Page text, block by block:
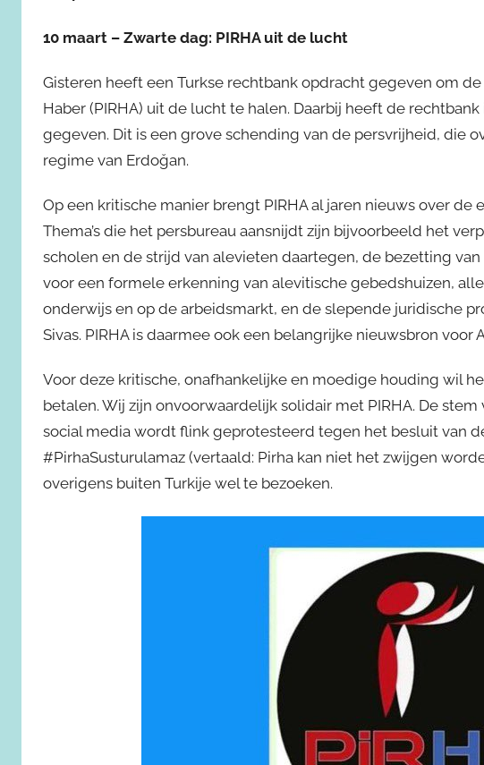
10 maart – Zwarte dag: PIRHA uit de lucht
Gisteren heeft een Turkse rechtbank opdracht gegeven om
Haber (PIRHA) uit de lucht te halen. Daarbij heeft de
gegeven. Dit is een grove schending van de persvrijheid, die
regime van Erdoğan.
Op een kritische manier brengt PIRHA al jaren nieuws over de
Thema’s die het persbureau aansnijdt zijn bijvoorbeeld het
scholen en de strijd van alevieten daartegen, de bezetting
voor een formele erkenning van alevitische gebedshuizen,
onderwijs en op de arbeidsmarkt, en de slepende juridische
Sivas. PIRHA is daarmee ook een belangrijke nieuwsbron voor
Voor deze kritische, onafhankelijke en moedige houding wil
betalen. Wij zijn onvoorwaardelijk solidair met PIRHA. De
social media wordt flink geprotesteerd tegen het besluit van
#PirhaSusturulamaz (vertaald: Pirha kan niet het zwijgen
overigens buiten Turkije wel te bezoeken.